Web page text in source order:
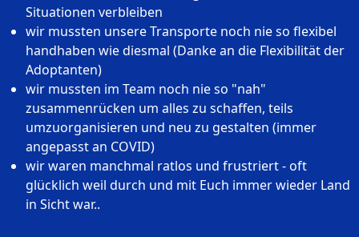
Situationen verbleiben
wir mussten unsere Transporte noch nie so flexibel
handhaben wie diesmal (Danke an die Flexibilität der
Adoptanten)
wir mussten im Team noch nie so "nah"
zusammenrücken um alles zu schaffen, teils
umzuorganisieren und neu zu gestalten (immer
angepasst an COVID)
wir waren manchmal ratlos und frustriert - oft
glücklich weil durch und mit Euch immer wieder Land
in Sicht war..